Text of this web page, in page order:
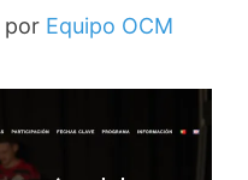
por Equipo OCM